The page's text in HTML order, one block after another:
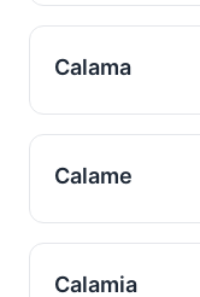
Calama
Calame
Calamia